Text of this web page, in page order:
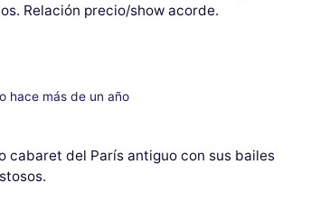
Relación precio/show acorde.
hace más de un año
cabaret del París antiguo con sus bailes